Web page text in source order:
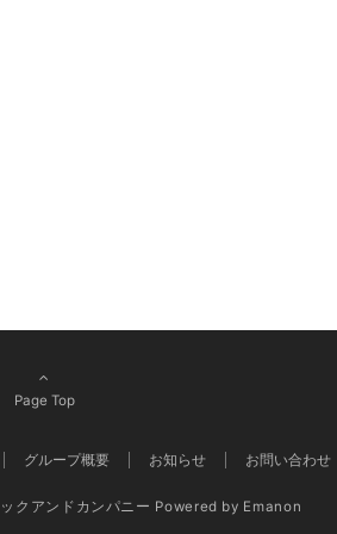
Page Top
グループ概要 お知らせ お問い合わせ
クアンドカンパニー Powered by Emanon